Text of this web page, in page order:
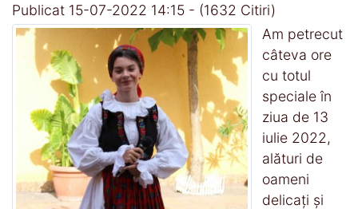
Publicat 15-07-2022 14:15 - (1632 Citiri)
Am petrecut
câteva ore
cu totul
speciale în
ziua de 13
iulie 2022,
alături de
oameni
delicați și